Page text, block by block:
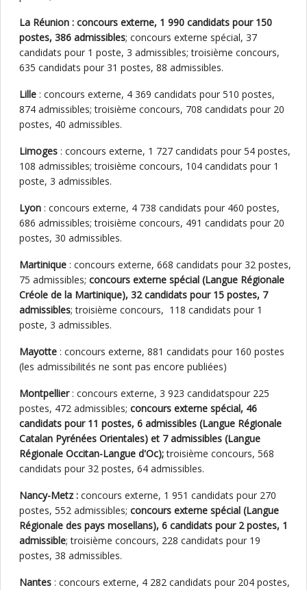
La Réunion : concours externe, 1 990 candidats pour 150
postes, 386 admissibles; concours externe spécial, 37
candidats pour 1 poste, 3 admissibles; troisième concours,
635 candidats pour 31 postes, 88 admissibles.
Lille : concours externe, 4 369 candidats pour 510 postes,
874 admissibles; troisième concours, 708 candidats pour 20
postes, 40 admissibles.
Limoges : concours externe, 1 727 candidats pour 54 postes,
108 admissibles; troisième concours, 104 candidats pour 1
poste, 3 admissibles.
Lyon : concours externe, 4 738 candidats pour 460 postes,
686 admissibles; troisième concours, 491 candidats pour 20
postes, 30 admissibles.
Martinique : concours externe, 668 candidats pour 32 postes,
75 admissibles; concours externe spécial (Langue Régionale
Créole de la Martinique), 32 candidats pour 15 postes, 7
admissibles; troisième concours, 118 candidats pour 1
poste, 3 admissibles.
Mayotte : concours externe, 881 candidats pour 160 postes
(les admissibilités ne sont pas encore publiées)
Montpellier: concours externe, 3 923 candidatspour 225
postes, 472 admissibles; concours externe spécial, 46
candidats pour 11 postes, 6 admissibles (Langue Régionale
Catalan Pyrénées Orientales) et 7 admissibles (Langue
Régionale Occitan-Langue d'Oc);troisième concours, 568
candidats pour 32 postes, 64 admissibles.
Nancy-Metz : concours externe, 1 951 candidats pour 270
postes, 552 admissibles; concours externe spécial (Langue
Régionale des pays mosellans), 6 candidats pour 2 postes, 1
admissible; troisième concours, 228 candidats pour 19
postes, 38 admissibles.
Nantes : concours externe, 4 282 candidats pour 204 postes,